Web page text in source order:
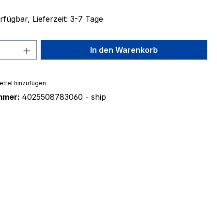
Lieferzeit: 3-7 Tage
Anzahl: Gib den gewünschten Wert
In den Warenkorb
hinzufügen
4025508783060 - ship